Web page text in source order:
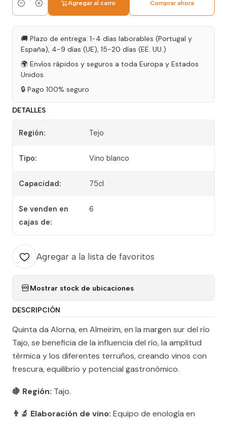
Cantidad
Agregar al carro Comprar ahora
🚚 Plazo de entrega: 1-4 días laborables (Portugal y
España), 4-9 días (UE), 15-20 días (EE. UU.)
🌍 Envíos rápidos y seguros a toda Europa y Estados
Unidos.
🔒 Pago 100% seguro
DETALLES
Región: Tejo
Tipo: Vino blanco
Capacidad: 75cl
Se venden en
cajas de:
6
Agregar a la lista de favoritos
Mostrar stock de ubicaciones
DESCRIPCIÓN
Quinta da Alorna, en Almeirim, en la margen sur del río
Tajo, se beneficia de la influencia del río, la amplitud
térmica y los diferentes terruños, creando vinos con
frescura, equilibrio y potencial gastronómico.
🍇 Región: Tajo.
👨‍🔬 Elaboración de vino: Equipo de enología en